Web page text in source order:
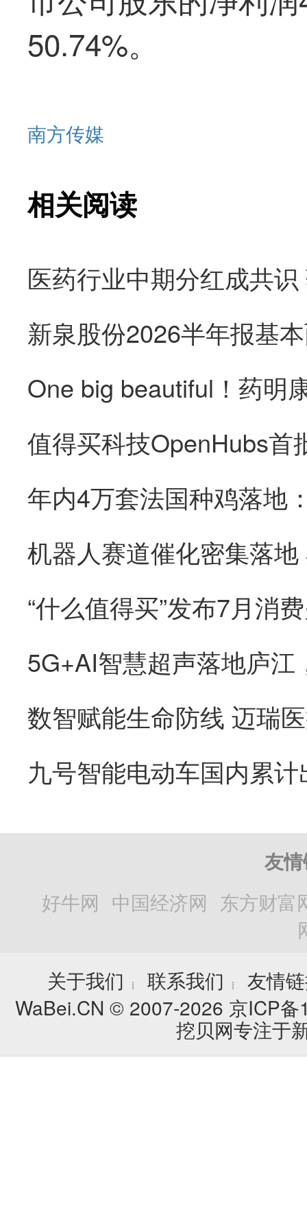
50.74%。
南方传媒
相关阅读
医药行业中期分红成共
“什么值得买”发布7月消
友
好牛网 中国经济网 东方财富
关于我们
┊ 联系我们 ┊
友情
WaBei.CN © 2007-2026 京ICP
挖贝网专注于